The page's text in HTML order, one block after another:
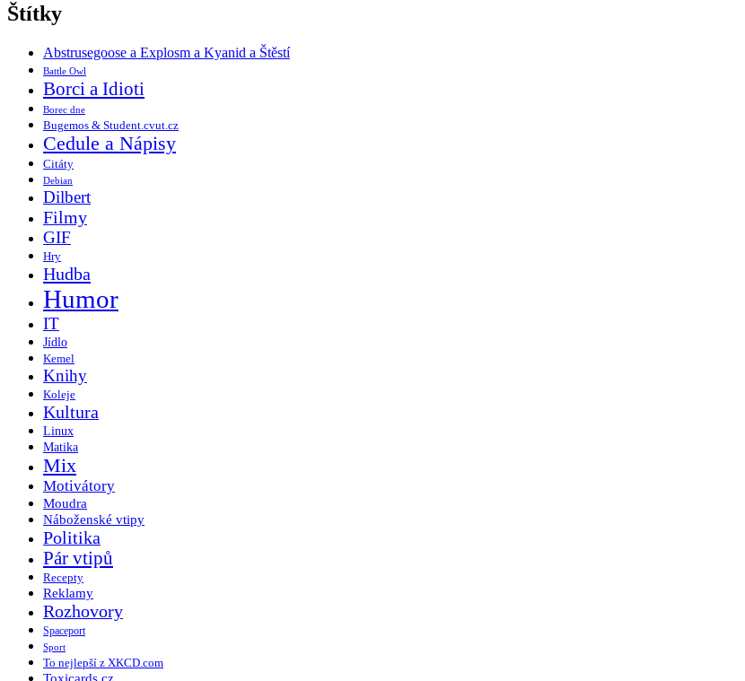
Štítky
Abstrusegoose a Explosm a Kyanid a Štěstí
Battle Owl
Borci a Idioti
Borec dne
Bugemos & Student.cvut.cz
Cedule a Nápisy
Citáty
Debian
Dilbert
Filmy
GIF
Hry
Hudba
Humor
IT
Jídlo
Kemel
Knihy
Koleje
Kultura
Linux
Matika
Mix
Motivátory
Moudra
Náboženské vtipy
Politika
Pár vtipů
Recepty
Reklamy
Rozhovory
Spaceport
Sport
To nejlepší z XKCD.com
Toxicards.cz